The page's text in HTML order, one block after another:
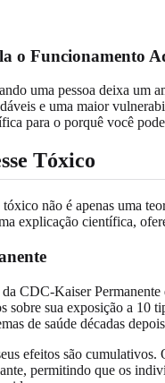
o Funcionamento
uma pessoa deixa
e uma maior
para o porquê você
Tóxico
não é apenas uma
explicação científica,
CDC-Kaiser
sobre sua exposição a
de saúde décadas
efeitos são
permitindo que os